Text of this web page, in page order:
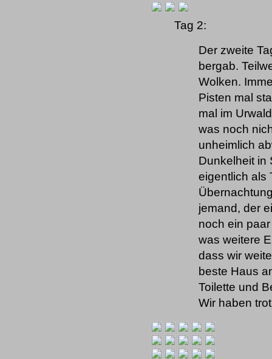
Tag 2:
Der zweite
bergab.
Wolken.
Pisten mal
mal im
was noch
unheimlich
Dunkelheit in
eigentlich als
jemand, der
noch ein
was weitere
dass wir
beste Haus
Toilette und
Wir haben